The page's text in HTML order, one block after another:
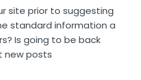
site prior to suggesting
standard information a
Is going to be back
new posts